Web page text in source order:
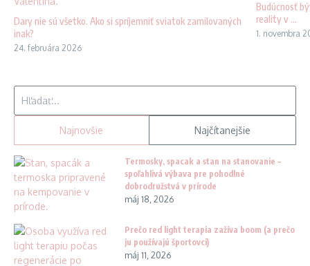
Dary nie sú všetko. Ako si spríjemniť sviatok zamilovaných
inak?
24. februára 2026
Budúcnosť
reality v ...
1. novembra
Najnovšie Najčítanejšie
Termosky, spacak a stan na stanovanie –
spoľahlivá výbava pre pohodlné
dobrodružstvá v prírode
máj 18, 2026
Prečo red light terapia zažíva boom (a prečo
ju používajú športovci)
máj 11, 2026